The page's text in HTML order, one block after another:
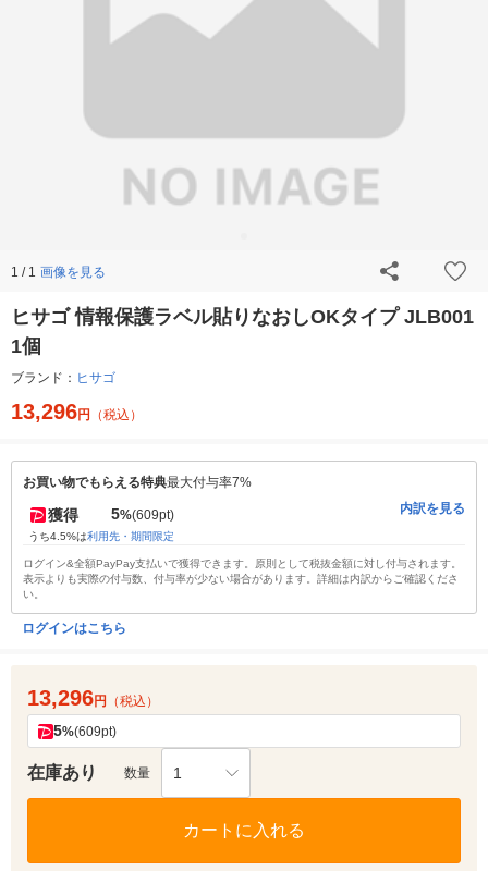
1 / 1 画像を見る
ヒサゴ 情報保護ラベル貼りなおしOKタイプ JLB001
1個
ブランド： ヒサゴ
13,296円 （税込）
お買い物でもらえる特典最大付与率7%
獲得 5%(609pt)
うち4.5%は利用先・期間限定
内訳を見る
ログイン&全額PayPay支払いで獲得できます。原則として税抜金額に対し付与されます。
表示よりも実際の付与数、付与率が少ない場合があります。詳細は内訳からご確認くださ
い。
ログインはこちら
13,296円 （税込）
5%(609pt)
在庫あり 数量 1
カートに入れる